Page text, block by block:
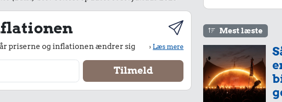
priserne og inflationen ændrer sig ›Læs mere
Mest læste